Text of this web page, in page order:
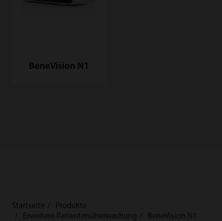
BeneVision N1
Startseite
Produkte
Erweitere Patientenüberwachung
BeneVision N1